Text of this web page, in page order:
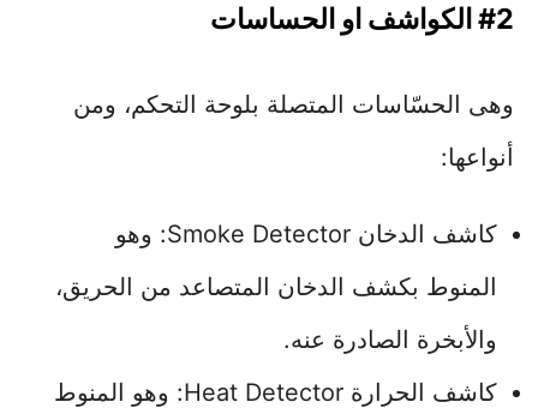
#2 الكواشف او الحساسات
وهى الحسّاسات المتصلة بلوحة التحكم، ومن
أنواعها:
كاشف الدخان Smoke Detector: وهو
المنوط بكشف الدخان المتصاعد من الحريق،
والأبخرة الصادرة عنه.
كاشف الحرارة Heat Detector: وهو المنوط